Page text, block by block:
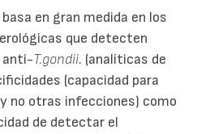
en gran medida en los
que detecten
anti-T.gondii. (analíticas de
(capacidad para
no otras infecciones) como
de detectar el